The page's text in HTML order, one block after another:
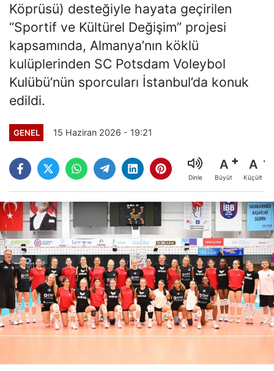
Köprüsü) desteğiyle hayata geçirilen
“Sportif ve Kültürel Değişim” projesi
kapsamında, Almanya’nın köklü
kulüplerinden SC Potsdam Voleybol
Kulübü’nün sporcuları İstanbul’da konuk
edildi.
GENEL 15 Haziran 2026 - 19:21
Dinle
A
Büyüt
A
Küçült